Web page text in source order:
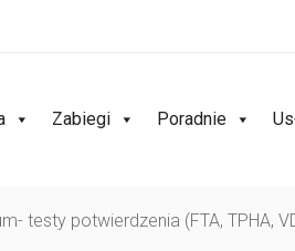
Zabiegi Poradnie
testy potwierdzenia (FTA, TPHA,